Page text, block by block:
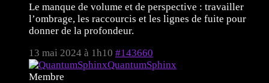
Le manque de volume et de perspective : travailler
l’ombrage, les raccourcis et les lignes de fuite pour
donner de la profondeur.
13 mai 2024 à 1h10 #143660
QuantumSphinx
Membre